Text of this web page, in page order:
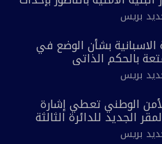
بريس
الاسبانية بشأن الوضع في
بالحكم الذاتي
بريس
الوطني تعطي إشارة
الجديد للدائرة الثالثة
العيون
بريس